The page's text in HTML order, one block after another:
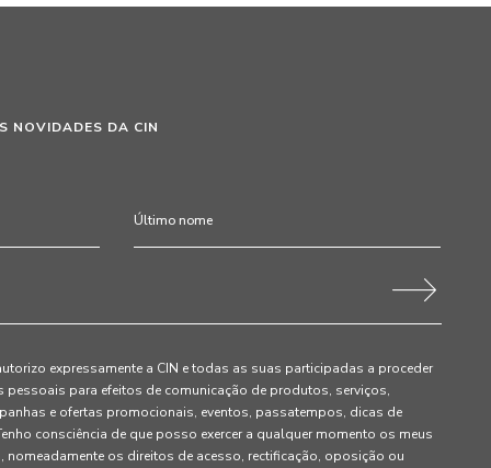
NOVIDADES DA CIN
expressamente a CIN e todas as suas participadas a proceder
para efeitos de comunicação de produtos, serviços,
e ofertas promocionais, eventos, passatempos, dicas de
consciência de que posso exercer a qualquer momento os meus
os direitos de acesso, rectificação, oposição ou